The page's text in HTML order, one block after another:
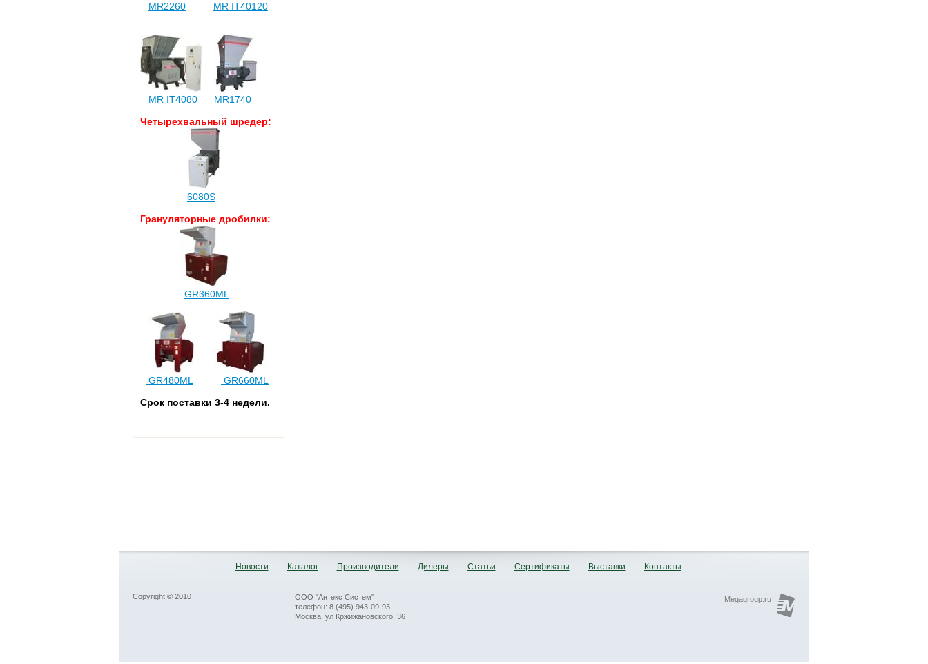
MR2260 MR IT40120
MR IT4080
MR1740
Четырехвальный шредер:
6080S
Грануляторные дробилки:
GR360ML
GR480ML
GR660ML
Срок поставки 3-4 недели.
Новости Каталог Производители Дилеры Статьи Сертификаты Выставки Контакты
Megagroup.ru
Copyright © 2010
ООО "Антекс Систем"
телефон: 8 (495) 943-09-93
Москва, ул Кржижановского, 36